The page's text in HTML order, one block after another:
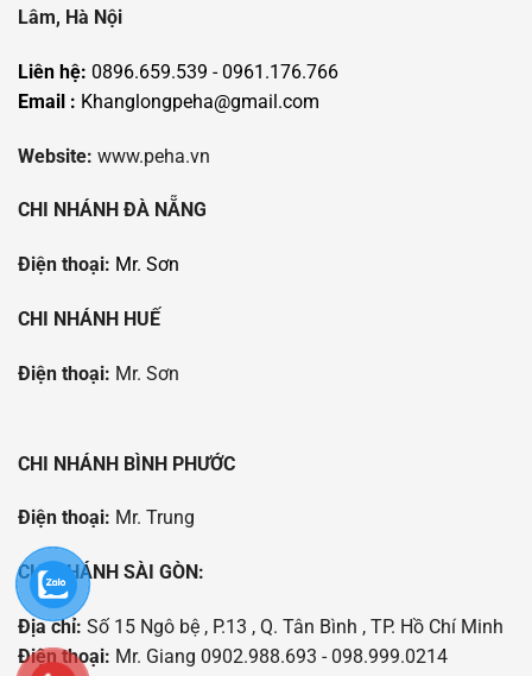
Lâm, Hà Nội
Liên hệ: 0896.659.539 - 0961.176.766
Email : Khanglongpeha@gmail.com
Website: www.peha.vn
CHI NHÁNH ĐÀ NẴNG
Điện thoại: Mr. Sơn
CHI NHÁNH HUẾ
Điện thoại: Mr. Sơn
CHI NHÁNH BÌNH PHƯỚC
Điện thoại: Mr. Trung
CHI NHÁNH SÀI GÒN:
Địa chỉ: Số 15 Ngô bệ , P.13 , Q. Tân Bình , TP. Hồ Chí Minh
Điện thoại: Mr. Giang 0902.988.693 - 098.999.0214